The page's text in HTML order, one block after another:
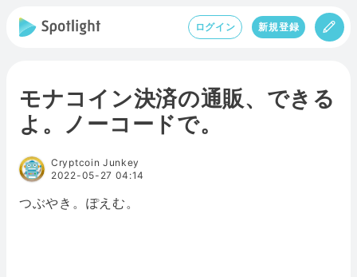
ログイン 新規登録
モナコイン決済の通販、できる
よ。ノーコードで。
Cryptcoin Junkey
2022-05-27 04:14
つぶやき。ぽえむ。